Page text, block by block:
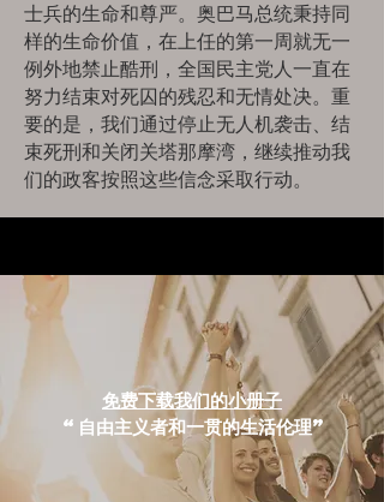
士兵的生命和尊严。奥巴马总统秉持同
样的生命价值，在上任的第一周就无一
例外地禁止酷刑，全国民主党人一直在
努力结束对死囚的残忍和无情处决。重
要的是，我们通过停止无人机袭击、结
束死刑和关闭关塔那摩湾，继续推动我
们的政客按照这些信念采取行动。
免费下载我们的小册子
“自由主义者和一贯的生活伦理”